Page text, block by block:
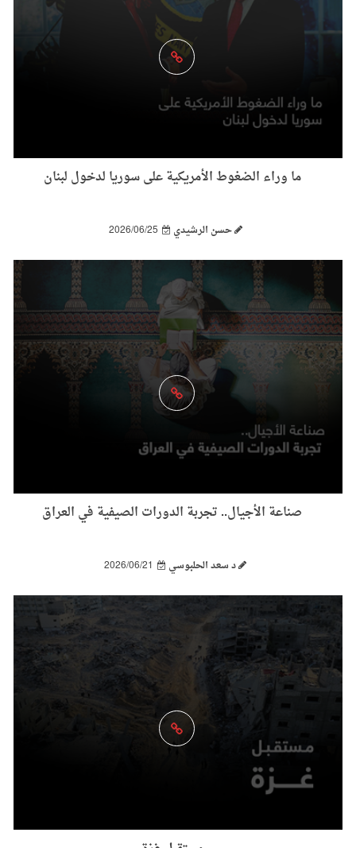
ما وراء الضغوط الأمريكية على سوريا لدخول لبنان
حسن الرشيدي 2026/06/25
صناعة الأجيال.. تجربة الدورات الصيفية في العراق
د سعد الحلبوسي 2026/06/21